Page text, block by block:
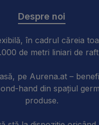
Despre noi
în cadrul căreia
de metri liniari de
pe Aurena.at –
hand din spațiul
produse.